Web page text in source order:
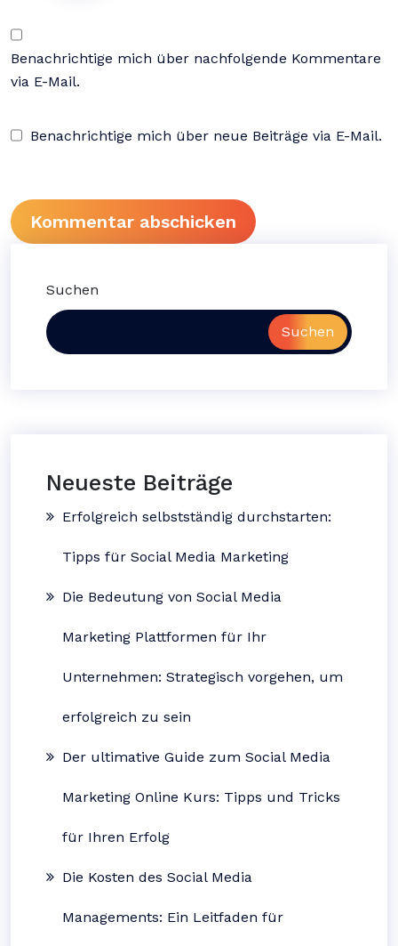
Benachrichtige mich über nachfolgende Kommentare
via E-Mail.
Benachrichtige mich über neue Beiträge via E-Mail.
Suchen
Suchen
Neueste Beiträge
Erfolgreich selbstständig durchstarten:
Tipps für Social Media Marketing
Die Bedeutung von Social Media
Marketing Plattformen für Ihr
Unternehmen: Strategisch vorgehen, um
erfolgreich zu sein
Der ultimative Guide zum Social Media
Marketing Online Kurs: Tipps und Tricks
für Ihren Erfolg
Die Kosten des Social Media
Managements: Ein Leitfaden für